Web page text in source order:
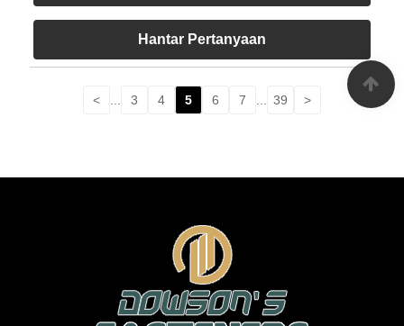
Hantar Pertanyaan
< 3 4 5 6 7 39 >